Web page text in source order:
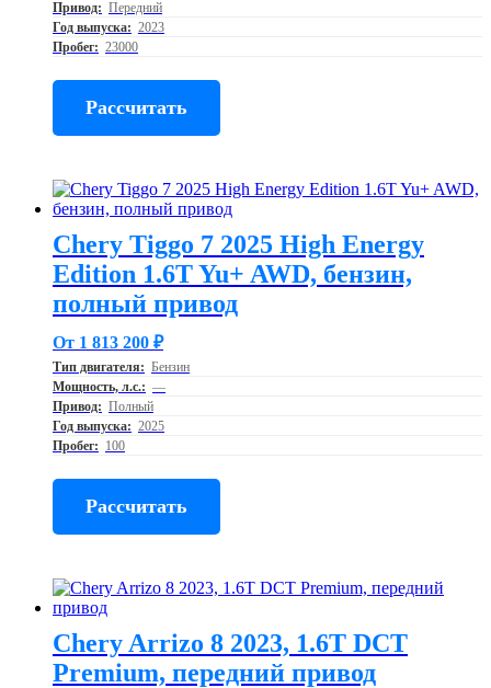
Привод: Передний
Год выпуска: 2023
Пробег: 23000
Рассчитать
Chery Tiggo 7 2025 High Energy
Edition 1.6T Yu+ AWD, бензин,
полный привод
От 1 813 200 ₽
Тип двигателя: Бензин
Мощность, л.с.: —
Привод: Полный
Год выпуска: 2025
Пробег: 100
Рассчитать
Chery Arrizo 8 2023, 1.6T DCT
Premium, передний привод